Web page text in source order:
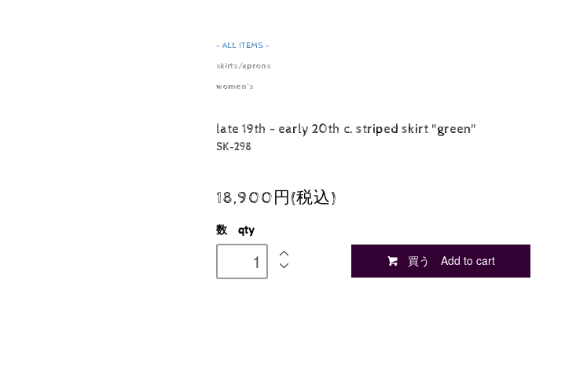
- ALL ITEMS -
skirts/aprons
women's
late 19th - early 20th c. striped skirt "green"
SK-298
18,900円(税込)
数 qty
買う Add to cart